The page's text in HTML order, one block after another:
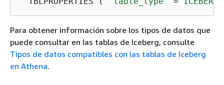
Para obtener información sobre los tipos de datos que
puede consultar en las tablas de Iceberg, consulte
Tipos de datos compatibles con las tablas de Iceberg
en Athena.